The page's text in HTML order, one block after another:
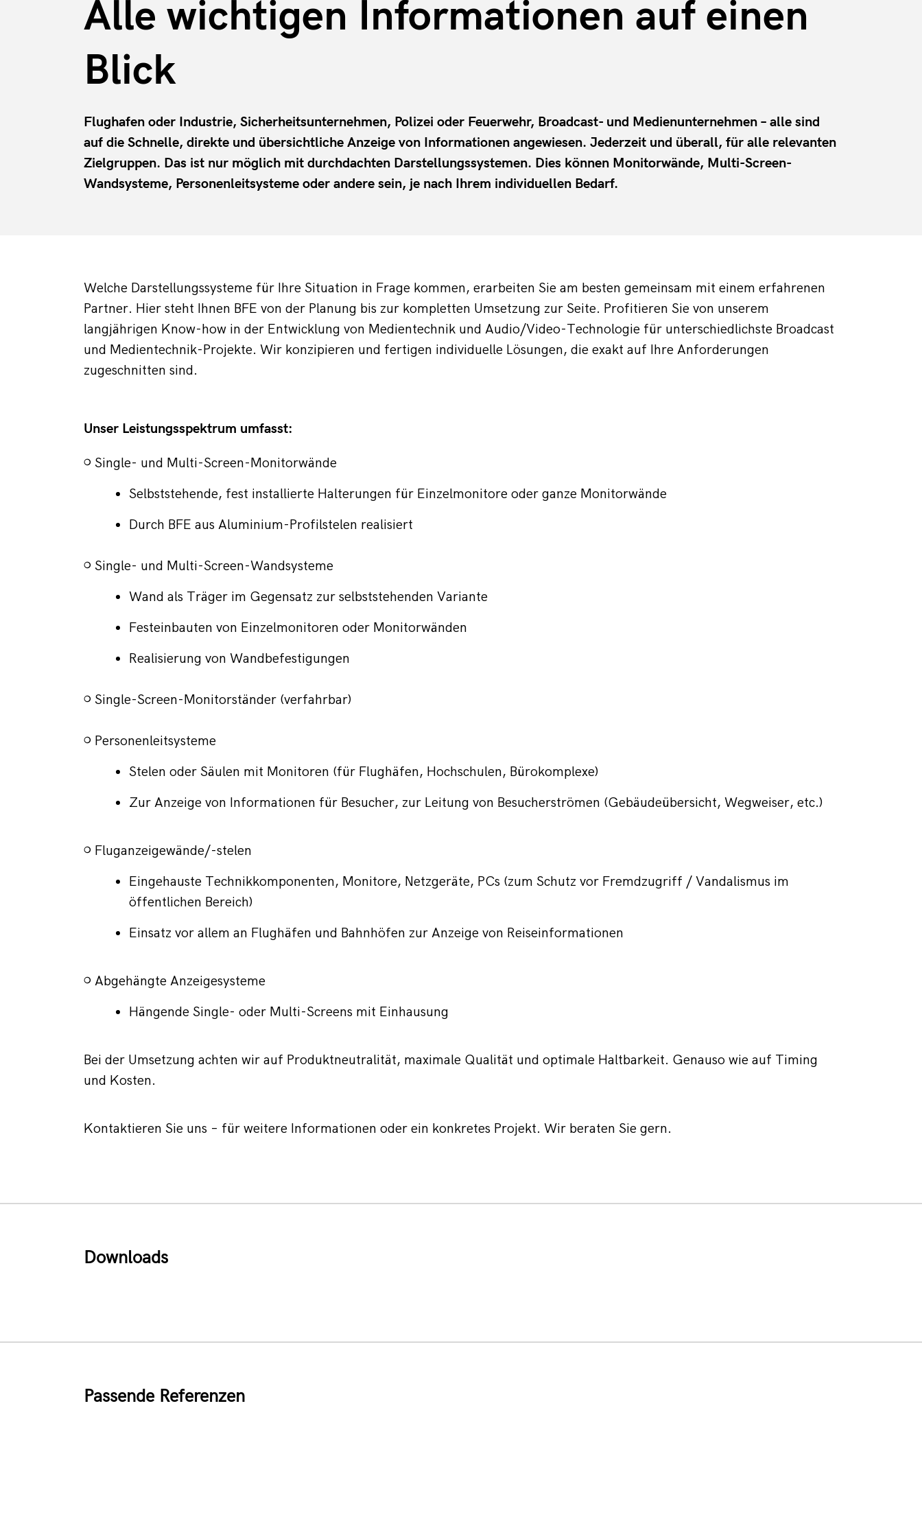
Alle wichtigen Informationen auf einen
Blick
Flughafen oder Industrie, Sicherheitsunternehmen, Polizei oder Feuerwehr, Broadcast- und Medienunternehmen – alle sind
auf die Schnelle, direkte und übersichtliche Anzeige von Informationen angewiesen. Jederzeit und überall, für alle relevanten
Zielgruppen. Das ist nur möglich mit durchdachten Darstellungssystemen. Dies können Monitorwände, Multi-Screen-
Wandsysteme, Personenleitsysteme oder andere sein, je nach Ihrem individuellen Bedarf.
Welche Darstellungssysteme für Ihre Situation in Frage kommen, erarbeiten Sie am besten gemeinsam mit einem erfahrenen
Partner. Hier steht Ihnen BFE von der Planung bis zur kompletten Umsetzung zur Seite. Profitieren Sie von unserem
langjährigen Know-how in der Entwicklung von Medientechnik und Audio/Video-Technologie für unterschiedlichste Broadcast
und Medientechnik-Projekte. Wir konzipieren und fertigen individuelle Lösungen, die exakt auf Ihre Anforderungen
zugeschnitten sind.
Unser Leistungsspektrum umfasst:
~ Single- und Multi-Screen-Monitorwände
Selbststehende, fest installierte Halterungen für Einzelmonitore oder ganze Monitorwände
Durch BFE aus Aluminium-Profilstelen realisiert
~ Single- und Multi-Screen-Wandsysteme
Wand als Träger im Gegensatz zur selbststehenden Variante
Festeinbauten von Einzelmonitoren oder Monitorwänden
Realisierung von Wandbefestigungen
~ Single-Screen-Monitorständer (verfahrbar)
~ Personenleitsysteme
Stelen oder Säulen mit Monitoren (für Flughäfen, Hochschulen, Bürokomplexe)
Zur Anzeige von Informationen für Besucher, zur Leitung von Besucherströmen (Gebäudeübersicht, Wegweiser, etc.)
~ Fluganzeigewände/-stelen
Eingehauste Technikkomponenten, Monitore, Netzgeräte, PCs (zum Schutz vor Fremdzugriff / Vandalismus im
öffentlichen Bereich)
Einsatz vor allem an Flughäfen und Bahnhöfen zur Anzeige von Reiseinformationen
~ Abgehängte Anzeigesysteme
Hängende Single- oder Multi-Screens mit Einhausung
Bei der Umsetzung achten wir auf Produktneutralität, maximale Qualität und optimale Haltbarkeit. Genauso wie auf Timing
und Kosten.
Kontaktieren Sie uns – für weitere Informationen oder ein konkretes Projekt. Wir beraten Sie gern.
Downloads
Passende Referenzen